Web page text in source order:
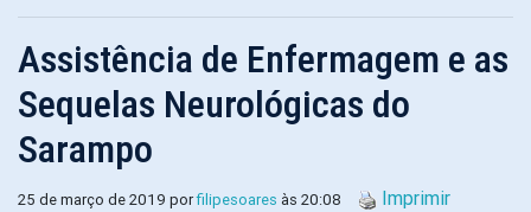
Assistência de Enfermagem e as
Sequelas Neurológicas do
Sarampo
25 de março de 2019 porfilipesoares às 20:08
Imprimir